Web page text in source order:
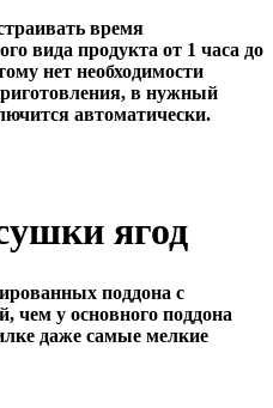
время
вида продукта от 1 часа до
нет необходимости
в нужный
автоматически.
ягод
поддона с
чем у основного поддона
даже самые мелкие